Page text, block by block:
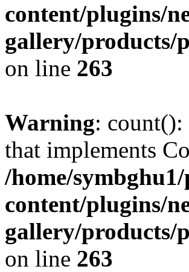
content/plugins/
gallery/products/
on line 263
Warning: count():
that implements
/home/
content/plugins/
gallery/products/
on line 263